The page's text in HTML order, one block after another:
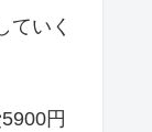
ていく
円